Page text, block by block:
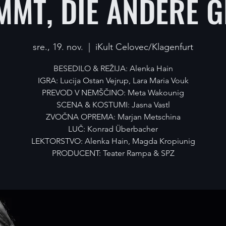
DIE ANDERE
sre., 19. nov. iKult Celovec/Klagenfurt
BESEDILO & REŽIJA: Alenka Hain
IGRA: Lucija Ostan Vejrup, Lara Maria Vouk
PREVOD V NEMŠČINO: Meta Wakounig
SCENA & KOSTUMI: Jasna Vastl
ZVOČNA OPREMA: Marjan Metschina
LUČ: Konrad Überbacher
LEKTORSTVO: Alenka Hain, Magda Kropiunig
PRODUCENT: Teater Rampa & SPZ